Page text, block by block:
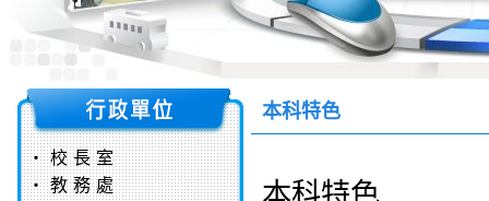
‧校長室
‧教務處
本科特色
本科特色